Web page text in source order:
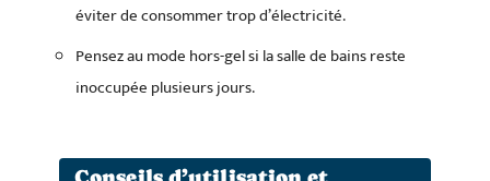
éviter de consommer trop d’électricité.
Pensez au mode hors-gel si la salle de bains reste
inoccupée plusieurs jours.